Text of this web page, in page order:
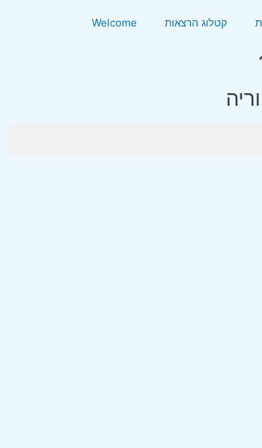
קטלוג הרצאות Welcome